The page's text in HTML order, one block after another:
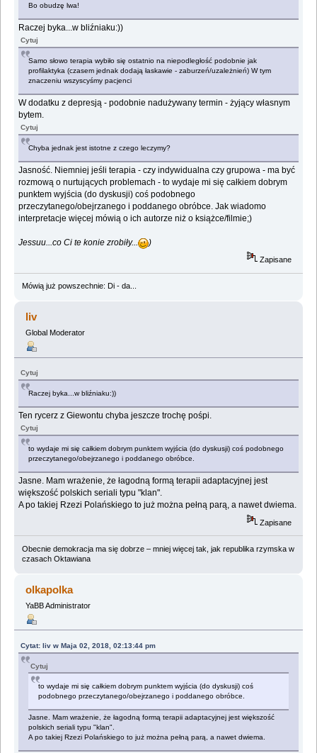
Bo obudzę lwa!
Raczej byka...w bliźniaku:))
Cytuj
Samo słowo terapia wybiło się ostatnio na niepodległość podobnie jak
profilaktyka (czasem jednak dodają łaskawie - zaburzeń/uzależnień) W tym
znaczeniu wszyscyśmy pacjenci
W dodatku z depresją - podobnie nadużywany termin - żyjący własnym
bytem.
Cytuj
Chyba jednak jest istotne z czego leczymy?
Jasność. Niemniej jeśli terapia - czy indywidualna czy grupowa - ma być
rozmową o nurtujących problemach - to wydaje mi się całkiem dobrym
punktem wyjścia (do dyskusji) coś podobnego
przeczytanego/obejrzanego i poddanego obróbce. Jak wiadomo
interpretacje więcej mówią o ich autorze niż o książce/filmie;)
Jessuu...co Ci te konie zrobiły... )
Zapisane
Mówią już powszechnie: Di - da...
liv
Global Moderator
Cytuj
Raczej byka...w bliźniaku:))
Ten rycerz z Giewontu chyba jeszcze trochę pośpi.
Cytuj
to wydaje mi się całkiem dobrym punktem wyjścia (do dyskusji) coś podobnego
przeczytanego/obejrzanego i poddanego obróbce.
Jasne. Mam wrażenie, że łagodną formą terapii adaptacyjnej jest
większość polskich seriali typu "klan".
A po takiej Rzezi Polańskiego to już można pełną parą, a nawet dwiema.
Zapisane
Obecnie demokracja ma się dobrze – mniej więcej tak, jak republika rzymska w
czasach Oktawiana
olkapolka
YaBB Administrator
Cytat: liv w Maja 02, 2018, 02:13:44 pm
Cytuj
to wydaje mi się całkiem dobrym punktem wyjścia (do dyskusji) coś
podobnego przeczytanego/obejrzanego i poddanego obróbce.
Jasne. Mam wrażenie, że łagodną formą terapii adaptacyjnej jest większość
polskich seriali typu "klan".
A po takiej Rzezi Polańskiego to już można pełną parą, a nawet dwiema.